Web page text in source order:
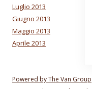
Luglio 2013
Giugno 2013
Maggio 2013
Aprile 2013
Powered by The Van Group